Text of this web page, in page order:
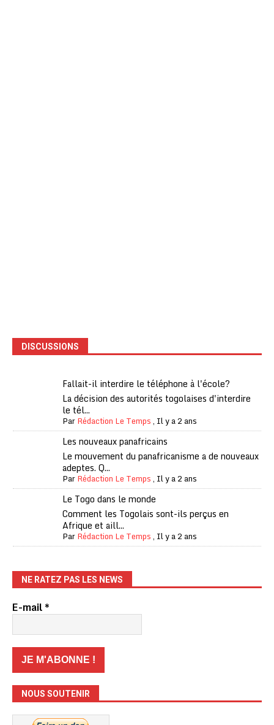
DISCUSSIONS
Fallait-il interdire le téléphone à l'école?
La décision des autorités togolaises d'interdire
le tél...
ParRédaction Le Temps, Il y a 2 ans
Les nouveaux panafricains
Le mouvement du panafricanisme a de nouveaux
adeptes. Q...
ParRédaction Le Temps, Il y a 2 ans
Le Togo dans le monde
Comment les Togolais sont-ils perçus en
Afrique et aill...
ParRédaction Le Temps, Il y a 2 ans
NE RATEZ PAS LES NEWS
E-mail*
NOUS SOUTENIR